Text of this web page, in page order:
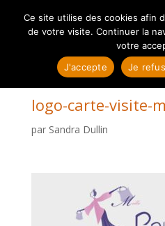
logo-carte-visite-
par Sandra Dullin
Ce site utilise des cookies afin
de votre visite. Continuer la
votre
J'accepte
Je